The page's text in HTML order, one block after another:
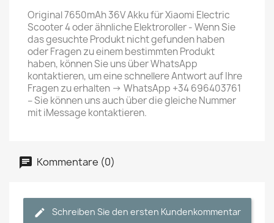
Original 7650mAh 36V Akku für Xiaomi Electric
Scooter 4 oder ähnliche Elektroroller - Wenn Sie
das gesuchte Produkt nicht gefunden haben
oder Fragen zu einem bestimmten Produkt
haben, können Sie uns über WhatsApp
kontaktieren, um eine schnellere Antwort auf Ihre
Fragen zu erhalten -> WhatsApp +34 696403761
– Sie können uns auch über die gleiche Nummer
mit iMessage kontaktieren.
Kommentare (0)
Schreiben Sie den ersten Kundenkommentar